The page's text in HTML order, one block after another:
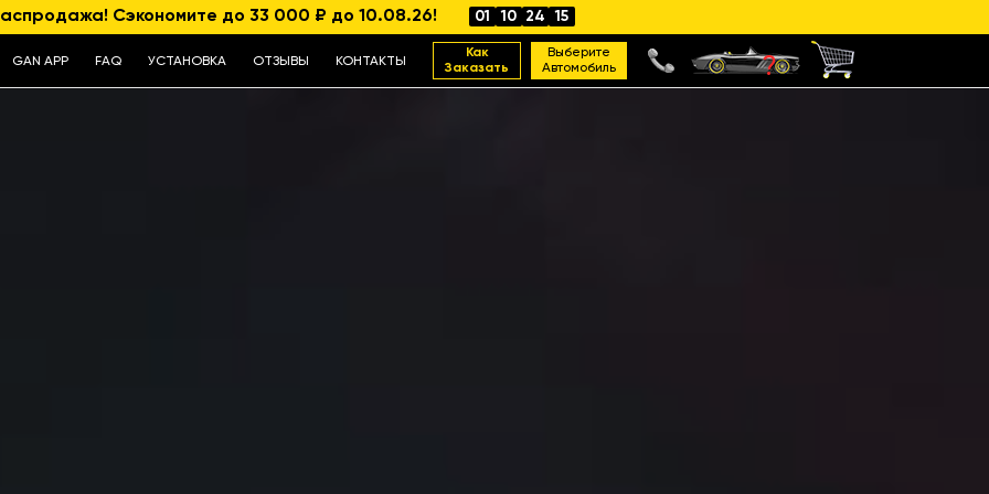
Сэкономите до 33 000 ₽ до 10.08.26! 01 10 24 13
GAN APP FAQ УСТАНОВКА ОТЗЫВЫ КОНТАКТЫ
Как
Заказать
Выберите
Автомобиль